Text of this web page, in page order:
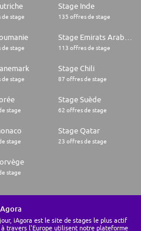
stage
Stage Inde
135 offres de stage
stage 113 offres de stage
stage
Stage Chili
87 offres de stage
stage
Stage Suède
62 offres de stage
stage
Stage Qatar
23 offres de stage
stage
iAgora est le site de stages le plus actif
travers l'Europe utilisent notre plateforme